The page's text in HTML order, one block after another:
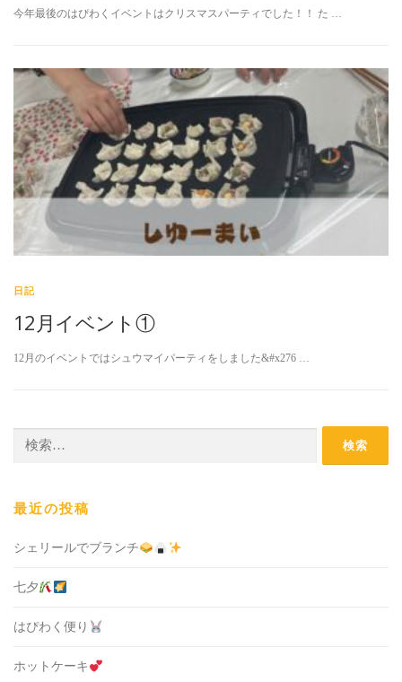
今年最後のはぴわくイベントはクリスマスパーティでした！！ た …
日記
12月イベント①
12月のイベントではシュウマイパーティをしました&#x276 …
最近の投稿
シェリールでブランチ
七夕
はぴわく便り
ホットケーキ